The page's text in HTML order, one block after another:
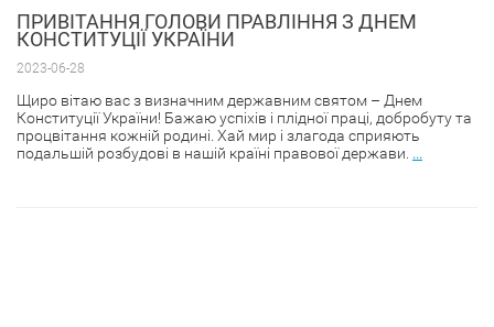
ПРИВІТАННЯ ГОЛОВИ ПРАВЛІННЯ З ДНЕМ
КОНСТИТУЦІЇ УКРАЇНИ
2023-06-28
Щиро вітаю вас з визначним державним святом – Днем
Конституції України! Бажаю успіхів і плідної праці, добробуту та
процвітання кожній родині. Хай мир і злагода сприяють
подальшій розбудові в нашій країні правової держави. ...